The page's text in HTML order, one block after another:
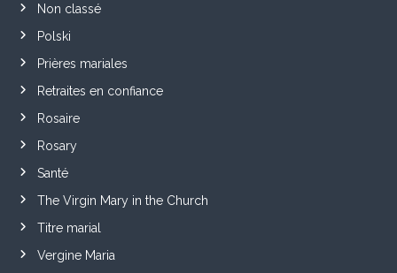
Non classé
Polski
Prières mariales
Retraites en confiance
Rosaire
Rosary
Santé
The Virgin Mary in the Church
Titre marial
Vergine Maria